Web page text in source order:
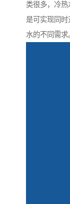
类很多，冷
是可实现同
水的不同需求